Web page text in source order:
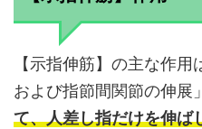
【示指伸筋】の主な作
および指節間関節の伸展
て、人差し指だけを伸ば